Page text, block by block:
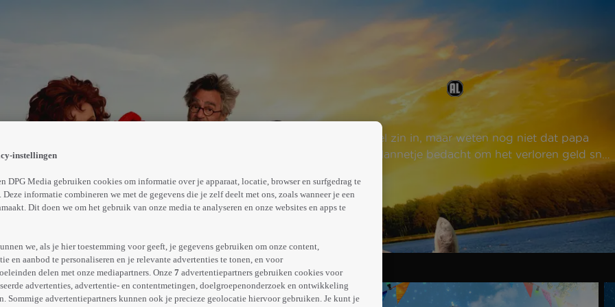
voor een luxe droomreis naar Frankrijk. Ze hebben er megaveel zin in, maar weten nog niet dat papa
Daniël probeert om de reis te vertragen, heeft Buurvrouw Bets een plannetje bedacht om het verloren geld snel
Abonneren op Videoland
instellingen
DPG Media gebruiken cookies om informatie over je apparaat, locatie, browser en surfgedrag te
Deze informatie combineren we met de gegevens die je zelf deelt met ons, zoals wanneer je een
Dit doen we om het gebruik van onze media te analyseren en onze websites en apps te
we, als je hier toestemming voor geeft, je gegevens gebruiken om onze content,
en aanbod te personaliseren en je relevante advertenties te tonen, en voor
delen met onze mediapartners. Onze 7 advertentiepartners gebruiken cookies voor
advertenties, advertentie- en contentmetingen, doelgroepenonderzoek en ontwikkeling
Sommige advertentiepartners kunnen ook je precieze geolocatie hiervoor gebruiken. Je kunt je